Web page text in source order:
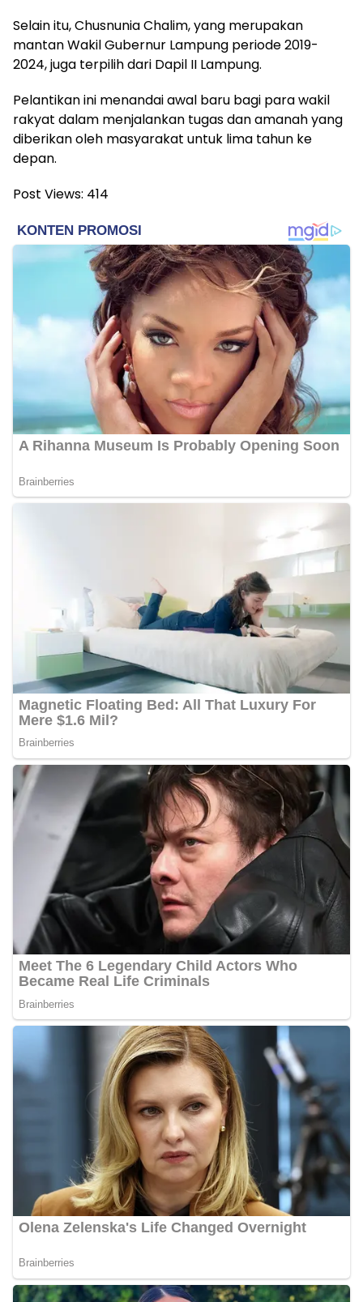
Selain itu, Chusnunia Chalim, yang merupakan
mantan Wakil Gubernur Lampung periode 2019-
2024, juga terpilih dari Dapil II Lampung.
Pelantikan ini menandai awal baru bagi para wakil
rakyat dalam menjalankan tugas dan amanah yang
diberikan oleh masyarakat untuk lima tahun ke
depan.
Post Views: 414